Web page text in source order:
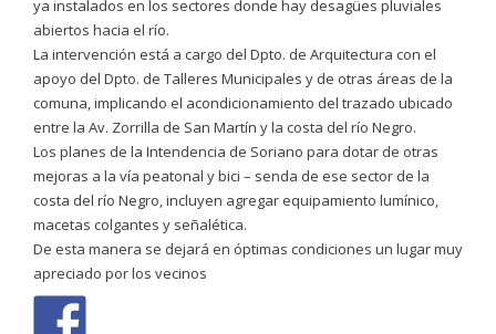
ya instalados en los sectores donde hay desagües pluviales
abiertos hacia el río.
La intervención está a cargo del Dpto. de Arquitectura con el
apoyo del Dpto. de Talleres Municipales y de otras áreas de la
comuna, implicando el acondicionamiento del trazado ubicado
entre la Av. Zorrilla de San Martín y la costa del río Negro.
Los planes de la Intendencia de Soriano para dotar de otras
mejoras a la vía peatonal y bici – senda de ese sector de la
costa del río Negro, incluyen agregar equipamiento lumínico,
macetas colgantes y señalética.
De esta manera se dejará en óptimas condiciones un lugar muy
apreciado por los vecinos